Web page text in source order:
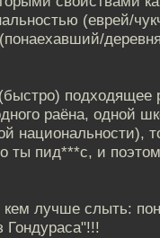
(еврей/
подходящее
раёна, одной
национальности),
ты пид***с, и
кем лучше слыть:
Гондураса"!!!